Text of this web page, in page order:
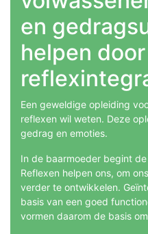
en
helpen
Een geweldige opleiding
reflexen wil weten. Deze
gedrag en emoties.
In de baarmoeder begint
Reflexen helpen ons, om
verder te ontwikkelen.
basis van een goed
vormen daarom de basis